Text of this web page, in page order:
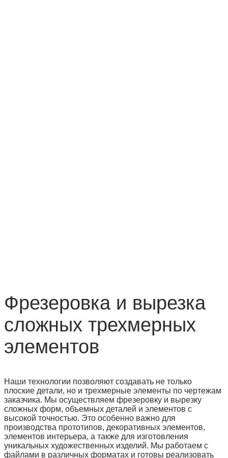
Фрезеровка и вырезка
сложных трехмерных
элементов
Наши технологии позволяют создавать не только
плоские детали, но и трехмерные элементы по чертежам
заказчика. Мы осуществляем фрезеровку и вырезку
сложных форм, объемных деталей и элементов с
высокой точностью. Это особенно важно для
производства прототипов, декоративных элементов,
элементов интерьера, а также для изготовления
уникальных художественных изделий. Мы работаем с
файлами в различных форматах и готовы реализовать